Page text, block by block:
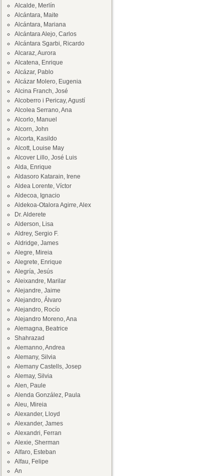
Alcalde, Merlín
Alcántara, Maite
Alcántara, Mariana
Alcántara Alejo, Carlos
Alcántara Sgarbi, Ricardo
Alcaraz, Aurora
Alcatena, Enrique
Alcázar, Pablo
Alcázar Molero, Eugenia
Alcina Franch, José
Alcoberro i Pericay, Agustí
Alcolea Serrano, Ana
Alcorlo, Manuel
Alcorn, John
Alcorta, Kasildo
Alcott, Louise May
Alcover Lillo, José Luis
Alda, Enrique
Aldasoro Katarain, Irene
Aldea Lorente, Víctor
Aldecoa, Ignacio
Aldekoa-Otalora Agirre, Alex
Dr. Alderete
Alderson, Lisa
Aldrey, Sergio F.
Aldridge, James
Alegre, Mireia
Alegrete, Enrique
Alegría, Jesús
Aleixandre, Marilar
Alejandre, Jaime
Alejandro, Álvaro
Alejandro, Rocío
Alejandro Moreno, Ana
Alemagna, Beatrice
Shahrazad
Alemanno, Andrea
Alemany, Silvia
Alemany Castells, Josep
Alemay, Silvia
Alen, Paule
Alenda González, Paula
Aleu, Mireia
Alexander, Lloyd
Alexander, James
Alexandri, Ferran
Alexie, Sherman
Alfaro, Esteban
Alfau, Felipe
An